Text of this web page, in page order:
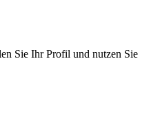
Sie Ihr Profil und nutzen Sie